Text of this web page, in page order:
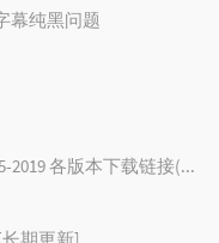
幕纯黑问题
Microsoft Visual C++ Redistributable 2005-2019 各版本下载链接(2019/2017/2015/2013/2012/2010/2008/2005)